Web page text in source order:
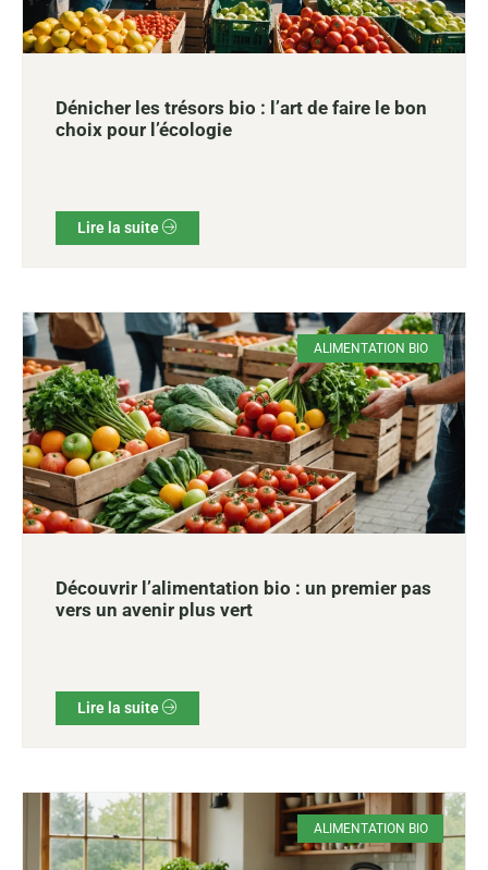
Dénicher les trésors bio : l’art de faire le bon
choix pour l’écologie
Lire la suite
ALIMENTATION BIO
Découvrir l’alimentation bio : un premier pas
vers un avenir plus vert
Lire la suite
ALIMENTATION BIO